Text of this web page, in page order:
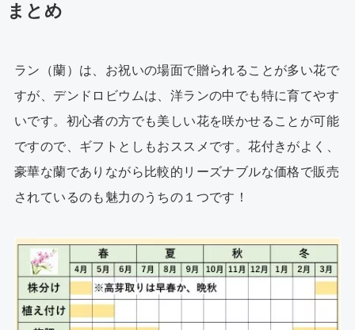
まとめ
ラン（蘭）は、お祝いの場面で贈られることが多い花で
すが、デンドロビウムは、洋ランの中でも特に育てやす
いです。初心者の方でも美しい花を咲かせることが可能
ですので、ギフトとしもおススメです。花付きがよく、
豪華な蘭でありながら比較的リーズナブルな価格で販売
されているのも魅力のうちの１つです！